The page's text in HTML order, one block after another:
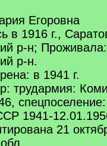
Егоровна
в 1916 г.,
р-н;
р-н.
в 1941 г.
трудармия:
1941-
21